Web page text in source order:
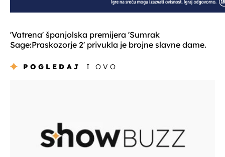
'Vatrena' španjolska premijera 'Sumrak
Sage:Praskozorje 2' privukla je brojne slavne dame.
POGLEDAJ I OVO